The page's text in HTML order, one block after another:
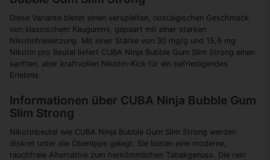
Diese Variante bietet einen verspielten, nostalgischen Geschmack
von klassischem Kaugummi, gepaart mit einer starken
Nikotinfreisetzung. Mit einer Stärke von 30 mg/g und 15,6 mg
Nikotin pro Beutel liefert CUBA Ninja Bubble Gum Slim Strong einen
sanften, aber kraftvollen Nikotin-Kick für ein befriedigendes
Erlebnis.
Informationen über CUBA Ninja Bubble Gum
Slim Strong
Nikotinbeutel wie CUBA Ninja Bubble Gum Slim Strong werden
diskret unter die Oberlippe gelegt. Sie bieten eine moderne,
rauchfreie Alternative zum herkömmlichen Tabakgenuss. Die rein